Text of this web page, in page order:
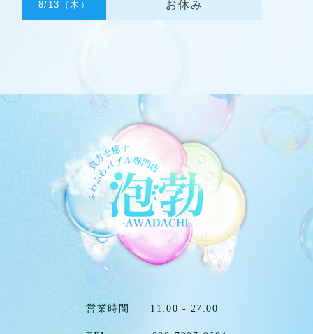
8/13（木） お休み
営業時間 11:00 - 27:00